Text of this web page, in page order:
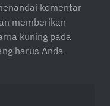
komentar
memberikan
kuning pada
harus Anda